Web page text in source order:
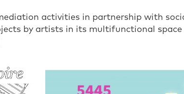
activities in partnership with
by artists in its multifunctional space